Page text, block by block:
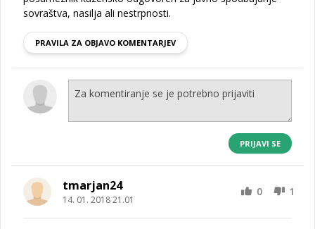
sovraštva, nasilja ali nestrpnosti.
PRAVILA ZA OBJAVO KOMENTARJEV
PRIJAVI SE
tmarjan24
14. 01. 2018 21.01
0 1